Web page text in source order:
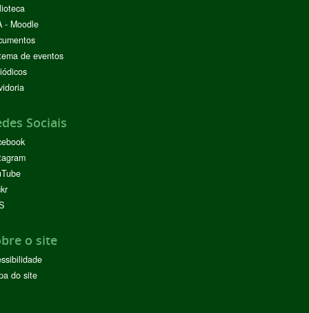
- Moodle
de eventos
Sociais
o site
do site